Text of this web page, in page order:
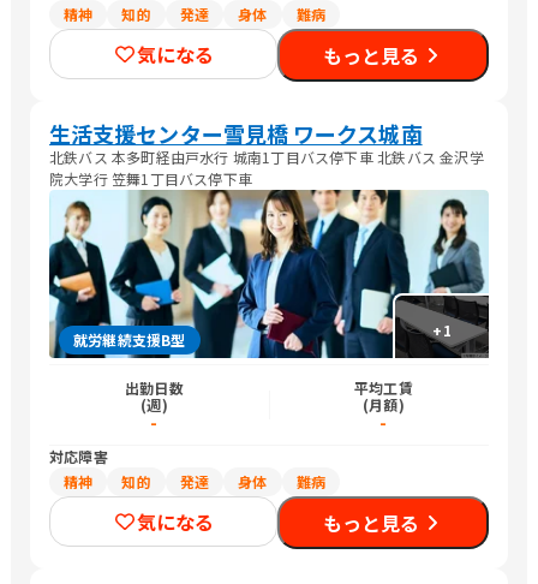
精神
知的 発達 身体 難病
気になる もっと見る
生活支援センター雪見橋 ワークス城南
北鉄バス 本多町経由戸水行 城南1丁目バス停下車 北鉄バス 金沢学
院大学行 笠舞1丁目バス停下車
+1
就労継続支援B型
出勤日数
(週)
-
平均工賃
(月額)
-
対応障害
精神
知的 発達 身体 難病
気になる もっと見る